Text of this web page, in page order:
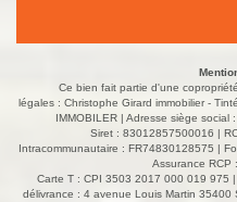
Ce bien fait partie d'une
légales : Christophe Girard immobilier -
IMMOBILER | Adresse siège social
Siret : 83012857500016 |
Intracommunautaire : FR74830128575 |
Assurance RCP
Carte T : CPI 3503 2017 000 019 975
délivrance : 4 avenue Louis Martin 35400